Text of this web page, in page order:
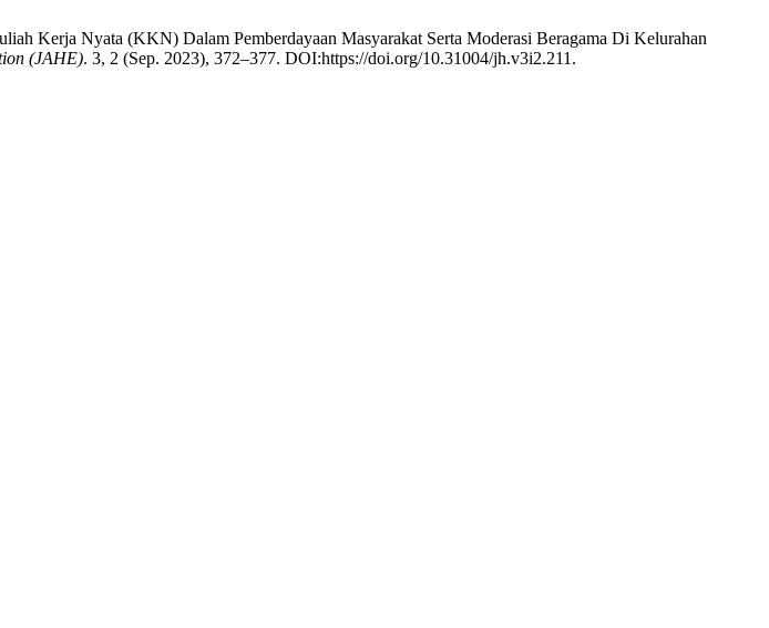
Kerja Nyata (KKN) Dalam Pemberdayaan Masyarakat Serta Moderasi Beragama Di Kelurahan
(JAHE). 3, 2 (Sep. 2023), 372–377. DOI:https://doi.org/10.31004/jh.v3i2.211.